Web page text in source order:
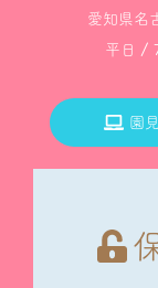
愛知県名
平日 /
園